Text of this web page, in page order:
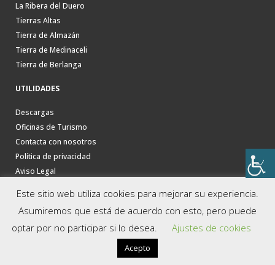
La Ribera del Duero
Tierras Altas
Tierra de Almazán
Tierra de Medinaceli
Tierra de Berlanga
UTILIDADES
Descargas
Oficinas de Turismo
Contacta con nosotros
Política de privacidad
Aviso Legal
Este sitio web utiliza cookies para mejorar su experiencia.
Asumiremos que está de acuerdo con esto, pero puede
optar por no participar si lo desea.
Ajustes de cookies
Acepto